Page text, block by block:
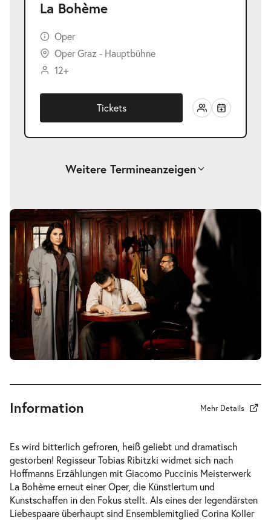
La Bohème
Oper
Oper Graz - Hauptbühne
12+
Tickets
Weitere Termineanzeigen
La Bohème-
Sa.
28.11.2026
Sa. 28.11.2026
19:30–21:45 Uhr
Tickets
La Bohème
Mi.
02.12.2026
Mi. 02.12.2026
Tickets
La Bohème-
Fr.
04.12.2026
Fr. 04.12.2026
19:30–21:45 Uhr
Tickets
Information Mehr Details
Es wird bitterlich gefroren, heiß geliebt und dramatisch
gestorben! Regisseur Tobias Ribitzki widmet sich nach
Hoffmanns Erzählungen mit Giacomo Puccinis Meisterwerk
La Bohème erneut einer Oper, die Künstlertum und
Kunstschaffen in den Fokus stellt. Als eines der legendärsten
Liebespaare überhaupt sind Ensemblemitglied Corina Koller